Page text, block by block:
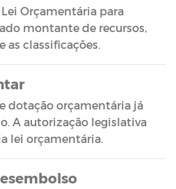
Orçamentária para
montante de recursos,
classificações.
dotação orçamentária já
A autorização legislativa
lei orçamentária.